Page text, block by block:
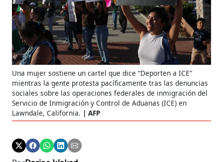
Una mujer sostiene un cartel que dice “Deporten a ICE”
mientras la gente protesta pacíficamente tras las denuncias
sociales sobre las operaciones federales de inmigración del
Servicio de Inmigración y Control de Aduanas (ICE) en
Lawndale, California.
AFP